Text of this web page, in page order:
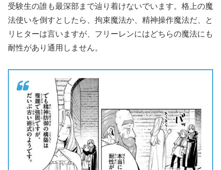
受験生の誰も最深部まで辿り着けないでいます。格上の魔
法使いを倒すとしたら、拘束魔法か、精神操作魔法だ、と
リヒターは言いますが、フリーレンにはどちらの魔法にも
耐性があり通用しません。